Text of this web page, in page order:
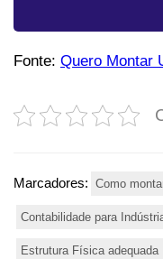
Fonte: Quero Montar
Marcadores: Como
Contabilidade para
Estrutura Física adequada